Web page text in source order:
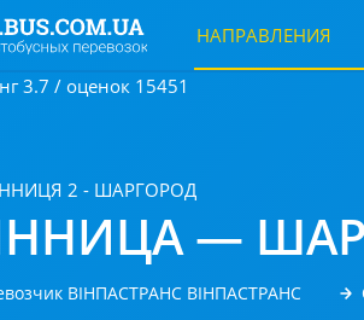
НАПРАВЛЕНИЯ
3.7 / оценок 15451
2 - ШАРГОРОД
—
ВІНПАСТРАНС ВІНПАСТРАНС